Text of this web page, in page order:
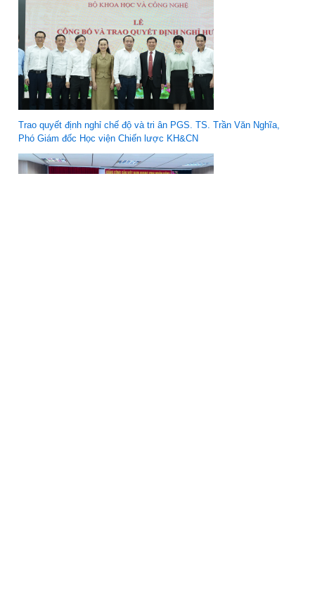
Trao quyết định nghỉ chế độ và tri ân PGS. TS. Trần Văn Nghĩa,
Phó Giám đốc Học viện Chiến lược KH&CN